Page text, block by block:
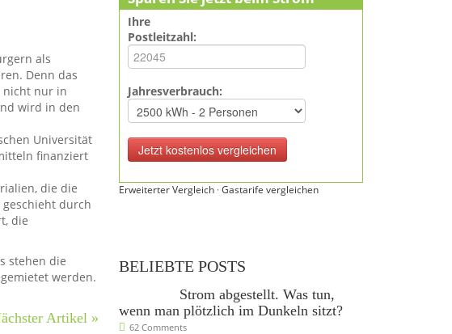
als
Denn das
nicht nur in
wird in den
Universität
finanziert
die die
durch
die
stehen die
werden.
Artikel »
Ihre
Postleitzahl:
Jahresverbrauch:
Erweiterter Vergleich ·Gastarife vergleichen
BELIEBTE POSTS
Strom abgestellt. Was tun,
wenn man plötzlich im Dunkeln sitzt?
62 Comments